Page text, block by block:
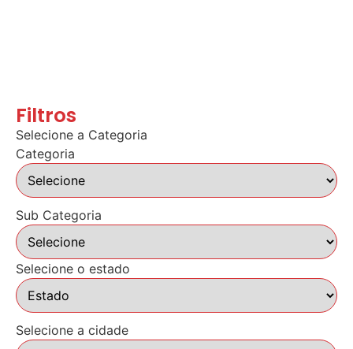
Filtros
Selecione a Categoria
Categoria
Sub Categoria
Selecione o estado
Selecione a cidade